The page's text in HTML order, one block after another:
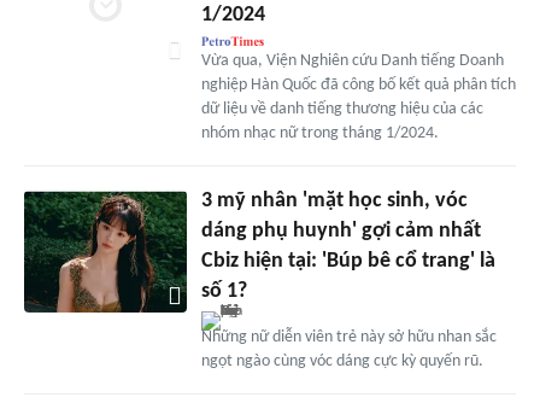
1/2024
Vừa qua, Viện Nghiên cứu Danh tiếng Doanh
nghiệp Hàn Quốc đã công bố kết quả phân tích
dữ liệu về danh tiếng thương hiệu của các
nhóm nhạc nữ trong tháng 1/2024.
3 mỹ nhân 'mặt học sinh, vóc
dáng phụ huynh' gợi cảm nhất
Cbiz hiện tại: 'Búp bê cổ trang' là
số 1?
Những nữ diễn viên trẻ này sở hữu nhan sắc
ngọt ngào cùng vóc dáng cực kỳ quyến rũ.